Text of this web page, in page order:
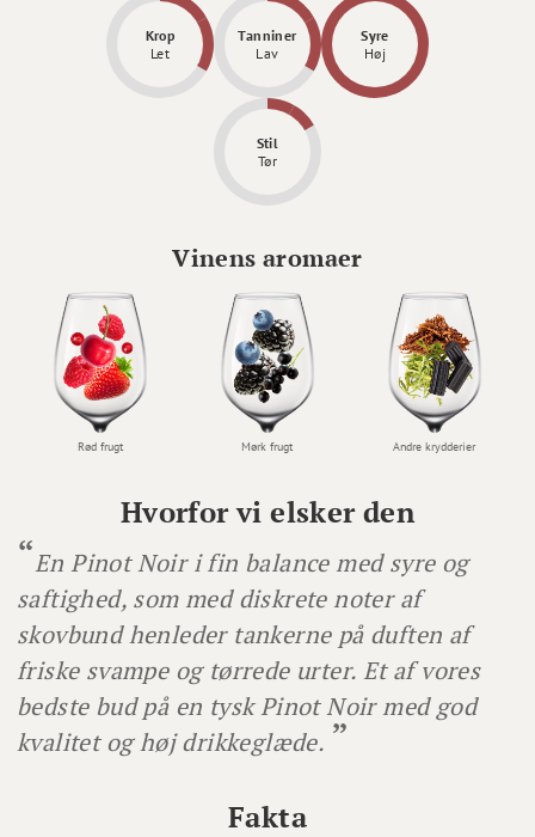
Hvorfor vi elsker den
En Pinot Noir i fin balance med syre og
saftighed, som med diskrete noter af
skovbund henleder tankerne på duften af
friske svampe og tørrede urter. Et af vores
bedste bud på en tysk Pinot Noir med god
kvalitet og høj drikkeglæde.
Fakta
Krop
Let
Tanniner
Lav
Syre
Høj
Stil
Tør
Vinens aromaer
Rød frugt Mørk frugt Andre krydderier